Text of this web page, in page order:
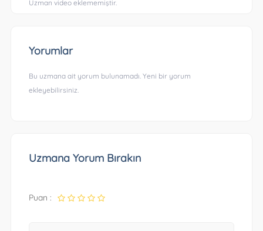
Uzman video eklememiştir.
Yorumlar
Bu uzmana ait yorum bulunamadı. Yeni bir yorum
ekleyebilirsiniz.
Uzmana Yorum Bırakın
Puan :